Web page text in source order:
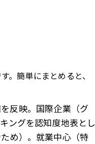
。簡単にまとめると、
反映。国際企業（グ
ングを認知度地表とし
め）。就業中心（特